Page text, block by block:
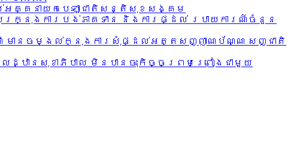
គ្គនាយកបេឡាជាតិសន្តិសុខសង្គម
ក្នុងការបង់ភាគទាន និងការផ្ដល់ របាយការណ៍ចំនួន
មានចម្ងល់ក្នុងការសុំផ្ដល់អត្តសញ្ញាណប័ណ្ណ សញ្ជាតិ
លដ្ឋានសុខាភិបាល មិនបានចុះកិច្ចព្រមព្រៀងជាមួយ